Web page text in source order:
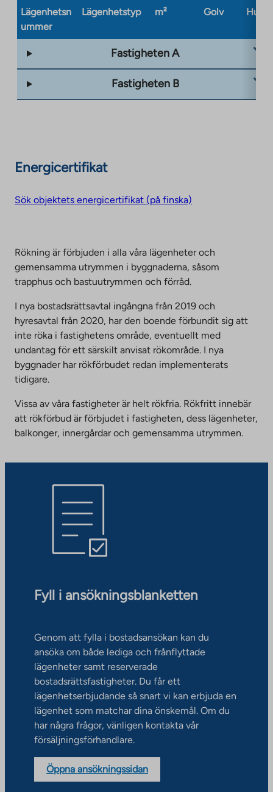
Lägenhetsn
ummer
Lägenhetstyp m² Golv
Fastigheten A
Fastigheten B
Energicertifikat
Sök objektets energicertifikat (på finska)
Rökning är förbjuden i alla våra lägenheter och
gemensamma utrymmen i byggnaderna, såsom
trapphus och bastuutrymmen och förråd.
I nya bostadsrättsavtal ingångna från 2019 och
hyresavtal från 2020, har den boende förbundit sig att
inte röka i fastighetens område, eventuellt med
undantag för ett särskilt anvisat rökområde. I nya
byggnader har rökförbudet redan implementerats
tidigare.
Vissa av våra fastigheter är helt rökfria. Rökfritt innebär
att rökförbud är förbjudet i fastigheten, dess lägenheter,
balkonger, innergårdar och gemensamma utrymmen.
Fyll i ansökningsblanketten
Genom att fylla i bostadsansökan kan du
ansöka om både lediga och frånflyttade
lägenheter samt reserverade
bostadsrättsfastigheter. Du får ett
lägenhetserbjudande så snart vi kan erbjuda en
lägenhet som matchar dina önskemål. Om du
har några frågor, vänligen kontakta vår
försäljningsförhandlare.
Öppna ansökningssidan